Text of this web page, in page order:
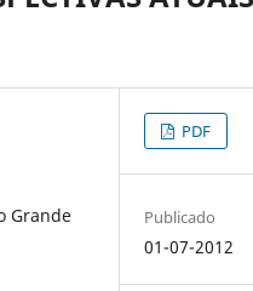
Grande
PDF
Publicado
01-07-2012